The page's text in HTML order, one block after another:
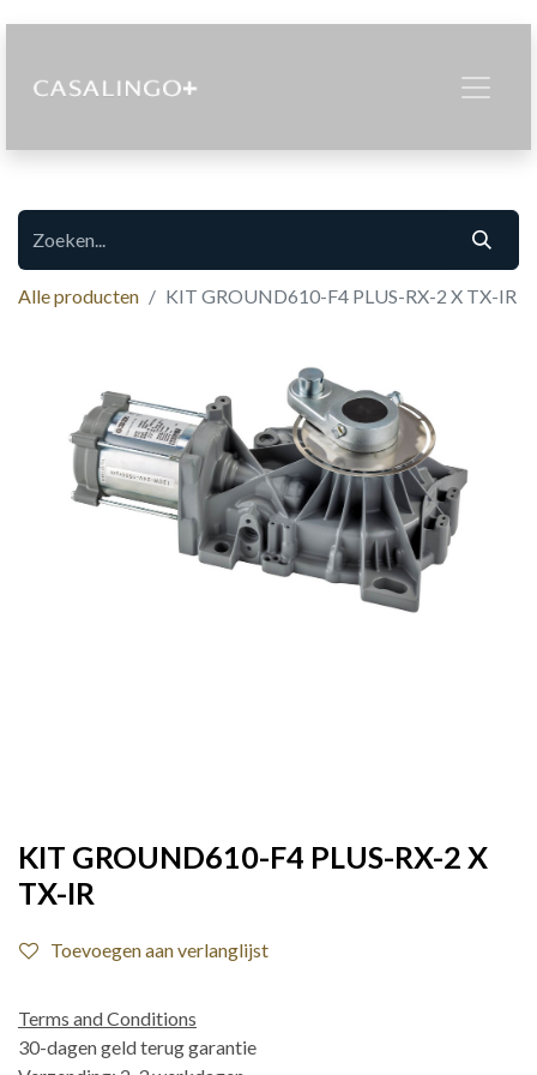
Alle producten KIT GROUND610-F4 PLUS-RX-2 X TX-IR
KIT GROUND610-F4 PLUS-RX-2 X
TX-IR
Toevoegen aan verlanglijst
Terms and Conditions
30-dagen geld terug garantie